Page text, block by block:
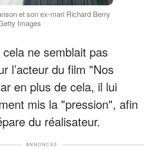
et son ex-mari Richard Berry
Images
ne semblait pas
l’acteur du film "Nos
en plus de cela, il lui
mis la "pression", afin
du réalisateur.
ANNONCES